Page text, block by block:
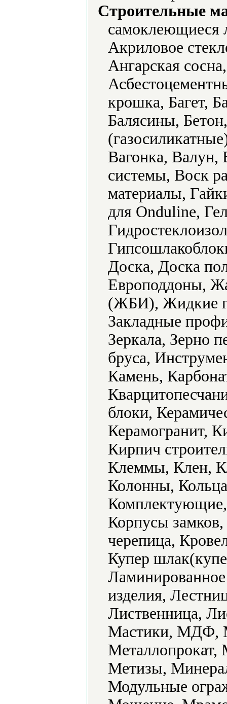
Строительные
самоклеющиеся
Акриловое
Ангарская
крошка, Багет,
Балясины,
Вагонка, Валун,
системы, Воск
материалы,
для Onduline,
Доска, Доска
Европоддоны,
(ЖБИ), Жидкие
Закладные
Зеркала, Зерно
бруса,
Камень,
блоки,
Керамогранит,
Кирпич
Клеммы, Клен,
Колонны,
Комплектующие,
Корпусы
черепица,
Купер
изделия,
Лиственница,
Мастики, МДФ,
Металлопрокат,
Метизы,
Модульные